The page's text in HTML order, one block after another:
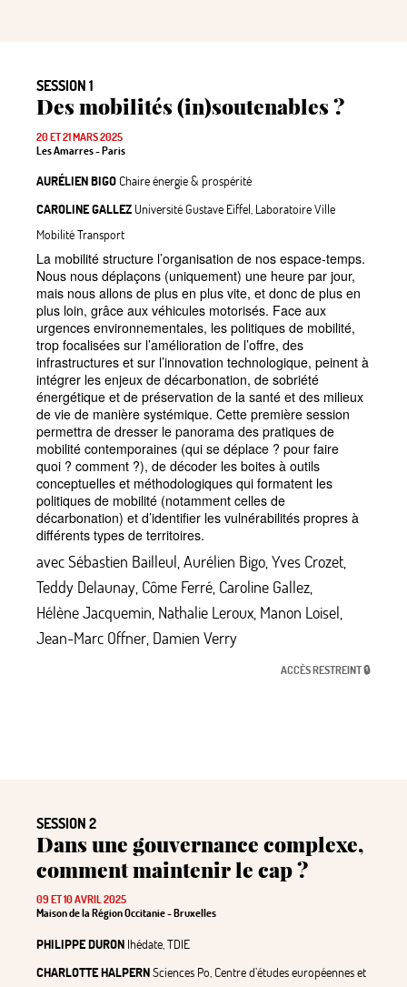
SESSION 1
Des mobilités (in)soutenables?
20 ET 21 MARS 2025
Les Amarres - Paris
AURÉLIEN BIGO Chaire énergie & prospérité
CAROLINE GALLEZ Université Gustave Eiffel, Laboratoire Ville
Mobilité Transport
La mobilité structure l’organisation de nos espace-temps.
Nous nous déplaçons (uniquement) une heure par jour,
mais nous allons de plus en plus vite, et donc de plus en
plus loin, grâce aux véhicules motorisés. Face aux
urgences environnementales, les politiques de mobilité,
trop focalisées sur l’amélioration de l’offre, des
infrastructures et sur l’innovation technologique, peinent à
intégrer les enjeux de décarbonation, de sobriété
énergétique et de préservation de la santé et des milieux
de vie de manière systémique. Cette première session
permettra de dresser le panorama des pratiques de
mobilité contemporaines (qui se déplace ? pour faire
quoi ? comment ?), de décoder les boites à outils
conceptuelles et méthodologiques qui formatent les
politiques de mobilité (notamment celles de
décarbonation) et d’identifier les vulnérabilités propres à
différents types de territoires.
avecSébastien Bailleul Aurélien Bigo Yves Crozet
Teddy Delaunay Côme Ferré Caroline Gallez
Hélène Jacquemin, Nathalie Leroux, Manon Loisel,
Jean-Marc Offner, Damien Verry
ACCÈS RESTREINT 🔒
SESSION 2
Dans une gouvernance complexe,
comment maintenir le cap?
09 ET 10 AVRIL 2025
Maison de la Région Occitanie - Bruxelles
PHILIPPE DURON Ihédate, TDIE
CHARLOTTE HALPERNSciences Po, Centre d’études européennes et